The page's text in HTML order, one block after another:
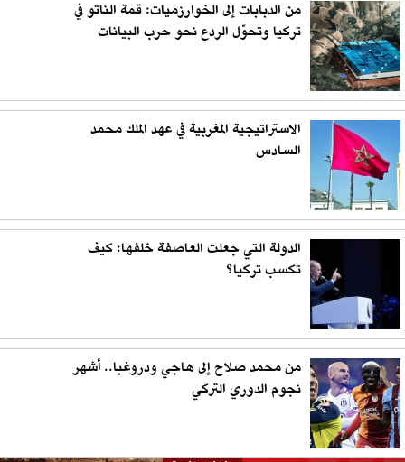
من الدبابات إلى الخوارزميات: قمة الناتو في
تركيا وتحوّل الردع نحو حرب البيانات
الاستراتيجية المغربية في عهد الملك محمد
السادس
الدولة التي جعلت العاصفة خلفها: كيف
تكسب تركيا؟
من محمد صلاح إلى هاجي ودروغبا.. أشهر
نجوم الدوري التركي